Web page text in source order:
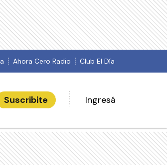
Ahora Cero Radio Club El Día
Suscribite Ingresá